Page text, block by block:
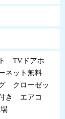
TVドアホ
ネット無料
クローゼッ
き エアコ
場